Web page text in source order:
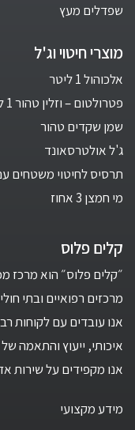
שפדלים מעץ
מוצרי חיטוי וג'ל
אלכוהול 1 ליטר
פטרולטום – וזלין טהור 1 ליטר
שמן שקדים טהור
ג'ל אולטרסאונד
תרסיס לחיטוי משטחים
מי חמצן 3 אחוז
קלים פלוס
״קלים פלוס״ הוא מרכז
מרכזים רפואיים ובתי
אנו עובדים עם לקוחות
איכותי, ייעוץ והתאמה
אנו מקפידים על שירות
מידע מקצועי